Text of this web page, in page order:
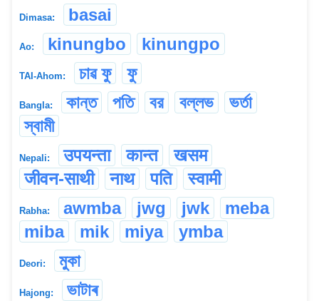
Dimasa: basai
Ao: kinungbo kinungpo
TAI-Ahom: চাৱ ফু ফু
Bangla: কান্ত পতি বর বল্লভ
ভর্তা
স্বামী
Nepali: उपयन्ता कान्त
खसम
जीवन-साथी
नाथ पति स्वामी
Rabha: awmba jwg jwk
meba
miba
mik miya ymba
Deori: মুকা
Hajong: ভাটাৰ